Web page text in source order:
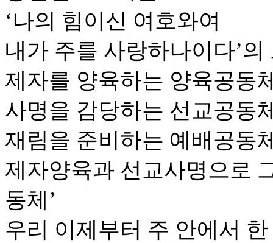
‘나의 힘이신 여호와여
내가 주를 사랑하나이다’의
제자를 양육하는 양육공동
사명을 감당하는 선교공동
재림을 준비하는 예배공동
제자양육과 선교사명으로
동체’
우리 이제부터 주 안에서